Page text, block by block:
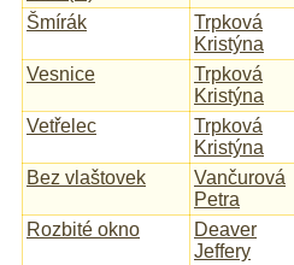
Šmírák
Trpková
Kristýna
Vesnice
Trpková
Kristýna
Vetřelec
Trpková
Kristýna
Bez vlaštovek
Vančurová
Petra
Rozbité okno
Deaver
Jeffery